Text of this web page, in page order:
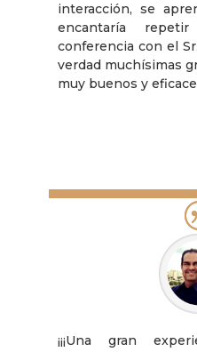
interacción, se
encantaría
conferencia con el
verdad muchísimas
muy buenos y
¡¡¡Una gran